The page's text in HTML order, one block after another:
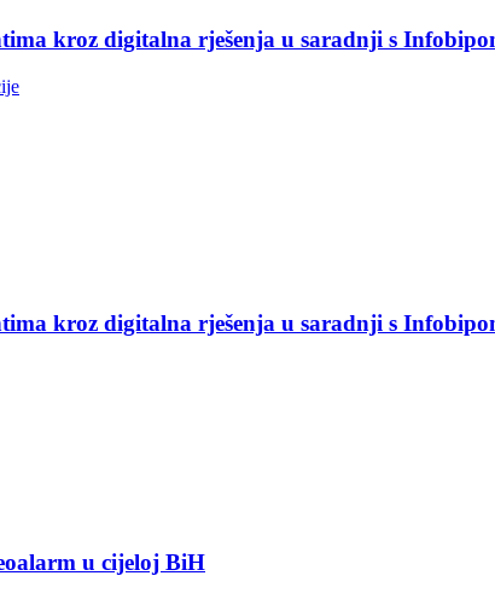
kroz digitalna rješenja u saradnji s
kroz digitalna rješenja u saradnji s
u cijeloj BiH